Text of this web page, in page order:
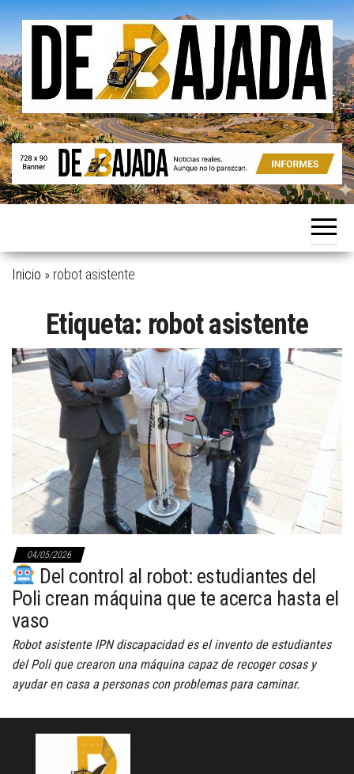
Saltar
contenido
De
Bajada
Noticias
Aunque
parezcan.
Inicio » robot asistente
Etiqueta: robot asistente
04/05/2026
Del control al robot: estudiantes del
Poli crean máquina que te acerca hasta el
vaso
Robot asistente IPN discapacidad es el invento de estudiantes
del Poli que crearon una máquina capaz de recoger cosas y
ayudar en casa a personas con problemas para caminar.